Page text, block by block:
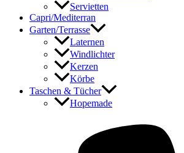
Servietten
Capri/Mediterran
Garten/Terrasse
Laternen
Windlichter
Kerzen
Körbe
Taschen & Tücher
Hopemade